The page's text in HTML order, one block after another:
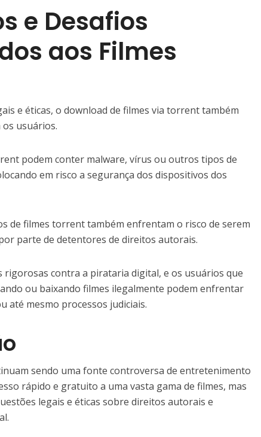
e Desafios
aos Filmes
e éticas, o download de filmes via torrent também
usuários.
podem conter malware, vírus ou outros tipos de
em risco a segurança dos dispositivos dos
de filmes torrent também enfrentam o risco de serem
parte de detentores de direitos autorais.
rigorosas contra a pirataria digital, e os usuários que
ou baixando filmes ilegalmente podem enfrentar
até mesmo processos judiciais.
sendo uma fonte controversa de entretenimento
rápido e gratuito a uma vasta gama de filmes, mas
legais e éticas sobre direitos autorais e